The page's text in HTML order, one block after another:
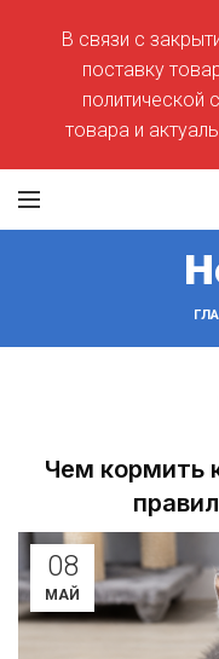
Чем кормить
08
МАЙ
В связи с
поставку
политической
товара и